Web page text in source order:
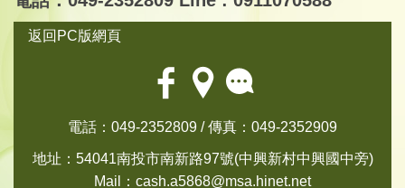
返回PC版網頁
電話：049-2352809 / 傳真：049-2352909
地址：54041南投市南新路97號(中興新村中興國中旁)
Mail： cash.a5868@msa.hinet.net